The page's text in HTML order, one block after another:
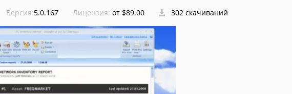
Версия:5.0.167 Лицензия: от $89.00 302 скачиваний